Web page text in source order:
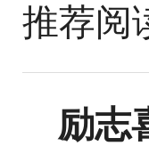
推荐阅
励志